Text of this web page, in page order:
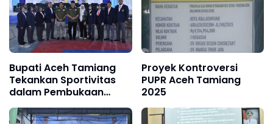
Bupati Aceh Tamiang
Tekankan Sportivitas
dalam Pembukaan
Kejuaraan Karate Se-
Aceh
Proyek Kontroversi
PUPR Aceh Tamiang
2025